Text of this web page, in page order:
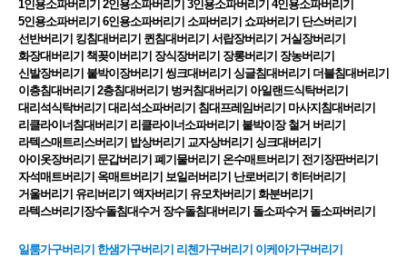
1인용소파버리기 2인용소파버리기 3인용소파버리기 4인용소파버리기
5인용소파버리기 6인용소파버리기 소파버리기 쇼파버리기 단스버리기
선반버리기 킹침대버리기 퀸침대버리기 서랍장버리기 거실장버리기
화장대버리기 책꽂이버리기 장식장버리기 장롱버리기 장농버리기
신발장버리기 붙박이장버리기 씽크대버리기 싱글침대버리기 더블침대버리기
이층침대버리기 2층침대버리기 벙커침대버리기 아일랜드식탁버리기
대리석식탁버리기 대리석소파버리기 침대프레임버리기 마사지침대버리기
리클라이너침대버리기 리클라이너소파버리기 붙박이장 철거 버리기
라텍스매트리스버리기 밥상버리기 교자상버리기 싱크대버리기
아이옷장버리기 문갑버리기 폐기물버리기 온수매트버리기 전기장판버리기
자석매트버리기 옥매트버리기 보일러버리기 난로버리기 히터버리기
거울버리기 유리버리기 액자버리기 유모차버리기 화분버리기
라텍스버리기장수돌침대수거 장수돌침대버리기 돌소파수거 돌소파버리기
일룸가구버리기 한샘가구버리기 리첸가구버리기 이케아가구버리기